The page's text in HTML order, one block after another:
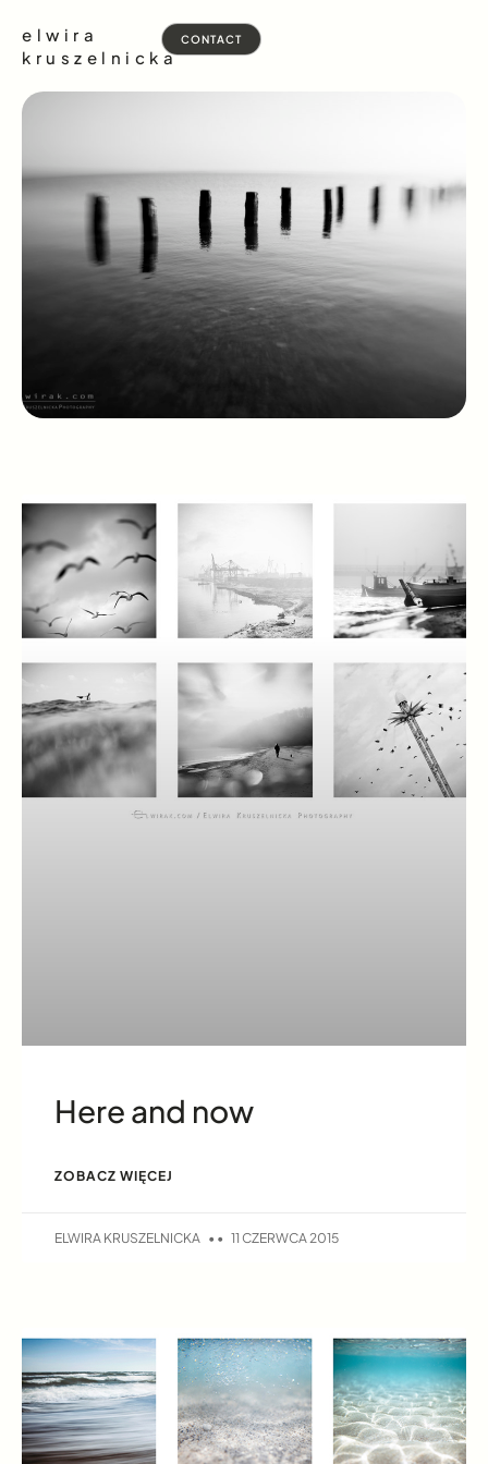
elwira
kruszelnicka
CONTACT
Here and now
ZOBACZ WIĘCEJ
ELWIRA KRUSZELNICKA 11 CZERWCA 2015